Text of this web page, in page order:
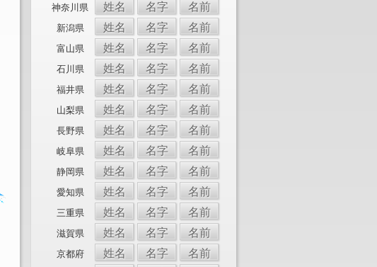
神奈川県 姓名 名字 名前
新潟県 姓名 名字 名前
富山県 姓名 名字 名前
石川県 姓名 名字 名前
福井県 姓名 名字 名前
山梨県 姓名 名字 名前
長野県 姓名 名字 名前
岐阜県 姓名 名字 名前
静岡県 姓名 名字 名前
愛知県 姓名 名字 名前
三重県 姓名 名字 名前
滋賀県 姓名 名字 名前
京都府 姓名 名字 名前